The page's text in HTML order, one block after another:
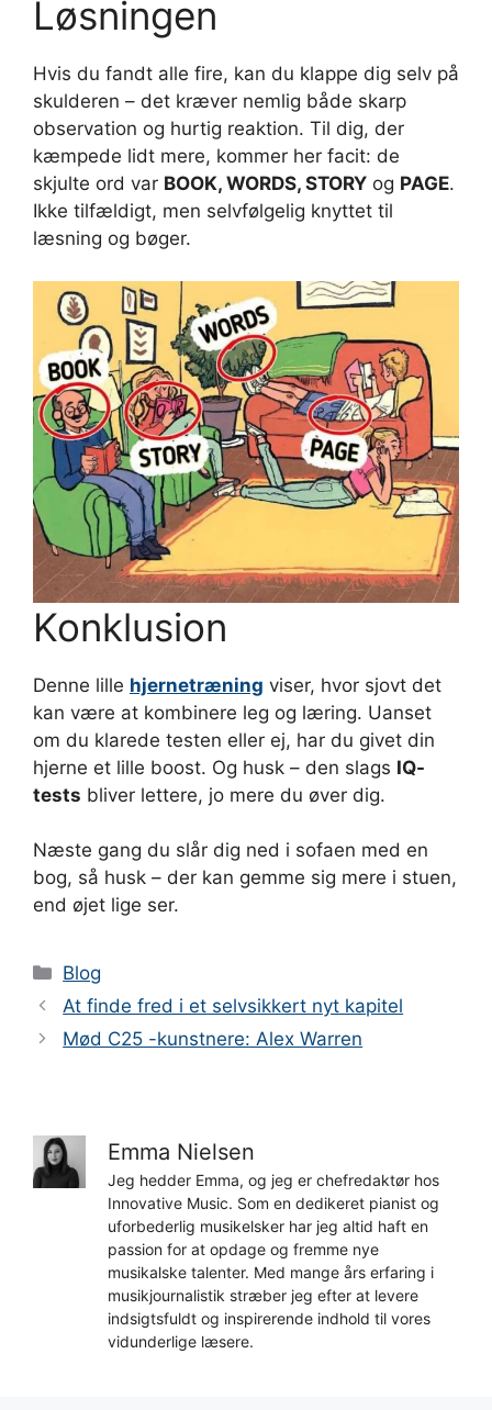
Løsningen
Hvis du fandt alle fire, kan du klappe dig selv på
skulderen – det kræver nemlig både skarp
observation og hurtig reaktion. Til dig, der
kæmpede lidt mere, kommer her facit: de
skjulte ord var BOOK, WORDS, STORY og PAGE.
Ikke tilfældigt, men selvfølgelig knyttet til
læsning og bøger.
Konklusion
Denne lille hjernetræning viser, hvor sjovt det
kan være at kombinere leg og læring. Uanset
om du klarede testen eller ej, har du givet din
hjerne et lille boost. Og husk – den slags IQ-
tests bliver lettere, jo mere du øver dig.
Næste gang du slår dig ned i sofaen med en
bog, så husk – der kan gemme sig mere i stuen,
end øjet lige ser.
Kategorier
Blog
At finde fred i et selvsikkert nyt kapitel
Mød C25 -kunstnere: Alex Warren
Emma Nielsen
Jeg hedder Emma, og jeg er chefredaktør hos
Innovative Music. Som en dedikeret pianist og
uforbederlig musikelsker har jeg altid haft en
passion for at opdage og fremme nye
musikalske talenter. Med mange års erfaring i
musikjournalistik stræber jeg efter at levere
indsigtsfuldt og inspirerende indhold til vores
vidunderlige læsere.